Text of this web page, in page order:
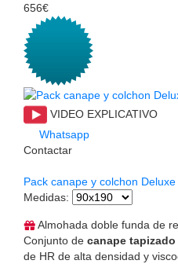
656€
VIDEO EXPLICATIVO
Whatsapp
Contactar
Pack canape y colchon Deluxe
Medidas:
Almohada doble funda de
Conjunto de canape tapizado
de HR de alta densidad y